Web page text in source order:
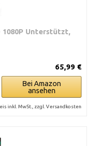
1080P Unterstützt,
65,99 €
Bei Amazon
ansehen
inkl. MwSt., zzgl. Versandkosten